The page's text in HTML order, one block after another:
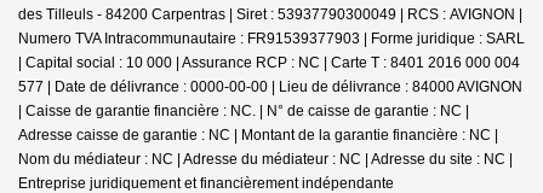
des Tilleuls - 84200 Carpentras | Siret : 53937790300049 | RCS : AVIGNON |
Numero TVA Intracommunautaire : FR91539377903 | Forme juridique : SARL
| Capital social : 10 000 | Assurance RCP : NC | Carte T : 8401 2016 000 004
577 | Date de délivrance : 0000-00-00 | Lieu de délivrance : 84000 AVIGNON
| Caisse de garantie financière : NC. | N° de caisse de garantie : NC |
Adresse caisse de garantie : NC | Montant de la garantie financière : NC |
Nom du médiateur : NC | Adresse du médiateur : NC | Adresse du site : NC |
Entreprise juridiquement et financièrement indépendante